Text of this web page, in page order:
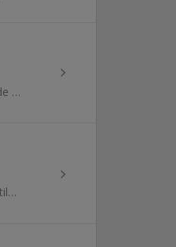
"Chez Goodbro, nous pensons qu’il faut changer notre façon de produire et de consommer et nous croyons à la qualité et au savoir-faire des...
Fondé en 1965, Outiror est rapidement devenu le spécialiste de la vente d’outils de bricolage, de jardinage, pour l'automobile et d'articles pour l...